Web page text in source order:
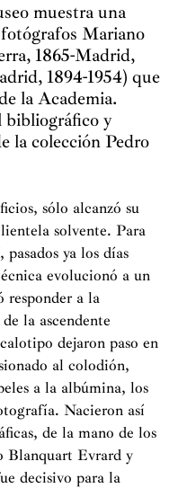
muestra una
fotógrafos Mariano
1865-Madrid,
1894-1954) que
la Academia.
bibliográfico y
la colección Pedro
sólo alcanzó su
solvente. Para
ya los días
evolucionó a un
a la
la ascendente
dejaron paso en
al colodión,
a la albúmina, los
Nacieron así
de la mano de los
Blanquart Evrard y
decisivo para la